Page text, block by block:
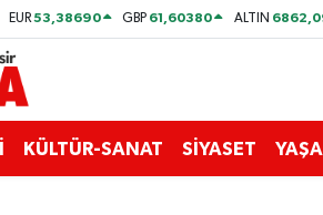
EUR53,38690 GBP 61,60380 ALTIN
KÜLTÜR-SANAT SİYASET